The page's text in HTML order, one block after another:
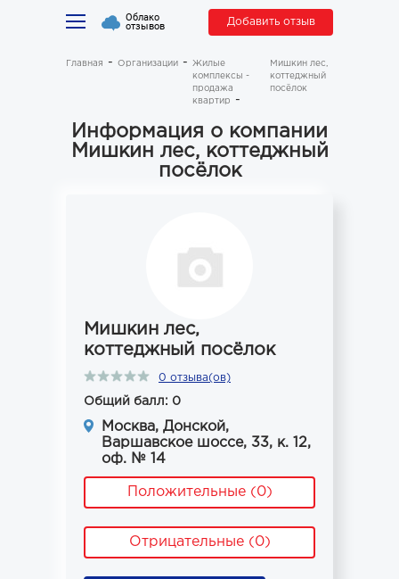
Облако
отзывов Добавить отзыв
Главная Организации
Жилые
комплексы -
продажа
квартир
Мишкин лес,
коттеджный
посёлок
Информация о компании
Мишкин лес, коттеджный
посёлок
Мишкин лес,
коттеджный посёлок
0 отзыва(ов)
Общий балл: 0
Москва, Донской,
Варшавское шоссе, 33, к. 12,
оф. № 14
Положительные (0)
Отрицательные (0)